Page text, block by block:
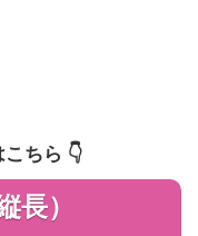
ちら 👇️
長）